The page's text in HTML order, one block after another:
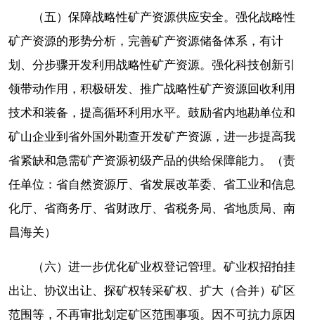
（五）保障战略性矿产资源供应安全。强化战略性
矿产资源的形势分析，完善矿产资源储备体系，有计
划、分步骤开发利用战略性矿产资源。强化科技创新引
领带动作用，积极研发、推广战略性矿产资源回收利用
技术和装备，提高循环利用水平。鼓励省内地勘单位和
矿山企业到省外国外勘查开发矿产资源，进一步提高我
省紧缺和急需矿产资源初级产品的供给保障能力。（责
任单位：省自然资源厅、省发展改革委、省工业和信息
化厅、省商务厅、省财政厅、省税务局、省地质局、南
昌海关）
（六）进一步优化矿业权登记管理。矿业权招拍挂
出让、协议出让、探矿权转采矿权、扩大（合并）矿区
范围等，不再审批划定矿区范围事项。因不可抗力原因